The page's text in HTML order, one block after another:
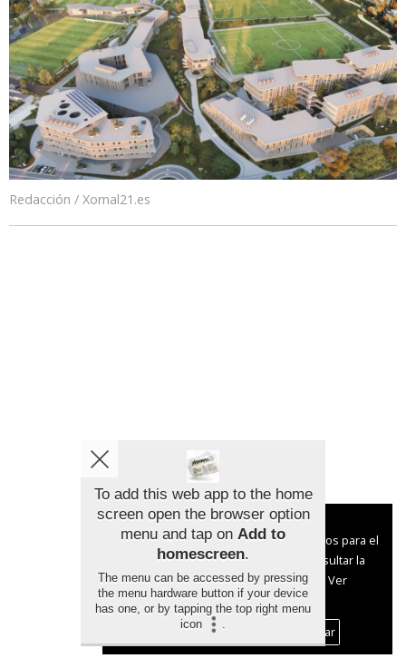
Redacción / Xornal21.es
Aviso sobre el Uso de cookies:
Utilizamos cookies nuestras y de terceros para el
funcionamiento del digital. Puedes consultar la
lista de cookies y como desconectarlas.
Ver
nuestra Política de Privacidad y Cookies
Aceptar Cookies
Personalizar
To add this web app to the home
screen open the browser option
menu and tap on Add to
homescreen.
The menu can be accessed by pressing
the menu hardware button if your device
has one, or by tapping the top right menu
icon
.